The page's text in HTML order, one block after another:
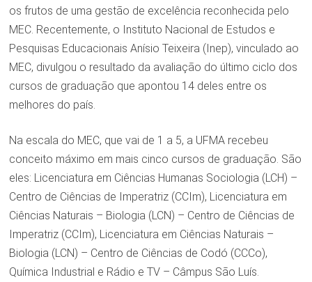
os frutos de uma gestão de excelência reconhecida pelo
MEC. Recentemente, o Instituto Nacional de Estudos e
Pesquisas Educacionais Anísio Teixeira (Inep), vinculado ao
MEC, divulgou o resultado da avaliação do último ciclo dos
cursos de graduação que apontou 14 deles entre os
melhores do país.
Na escala do MEC, que vai de 1 a 5, a UFMA recebeu
conceito máximo em mais cinco cursos de graduação. São
eles: Licenciatura em Ciências Humanas Sociologia (LCH) –
Centro de Ciências de Imperatriz (CCIm), Licenciatura em
Ciências Naturais – Biologia (LCN) – Centro de Ciências de
Imperatriz (CCIm), Licenciatura em Ciências Naturais –
Biologia (LCN) – Centro de Ciências de Codó (CCCo),
Química Industrial e Rádio e TV – Câmpus São Luís.